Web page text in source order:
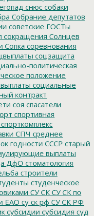
снюс собаки
Собрание депутатов
советские ГОСТы
сокращения Солнцев
Сопка соревнования
соцзащита
политическая
положение
социальные
контракт
соя спасатели
спортивная
спорткомплекс
СПЧ среднее
годности СССР старый
выплаты
ДфО стоматология
строители
студенческое
СУ СК СУ СК по
ЕАО су ск рф СУ СК РФ
субсидии субсидия суд